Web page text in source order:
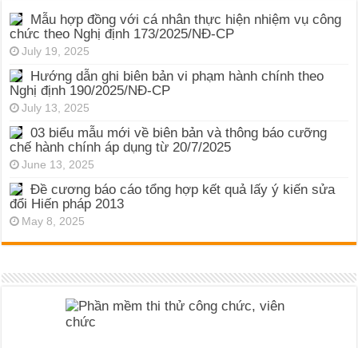
Mẫu hợp đồng với cá nhân thực hiện nhiệm vụ công
chức theo Nghị định 173/2025/NĐ-CP
July 19, 2025
Hướng dẫn ghi biên bản vi phạm hành chính theo
Nghị định 190/2025/NĐ-CP
July 13, 2025
03 biểu mẫu mới về biên bản và thông báo cưỡng
chế hành chính áp dụng từ 20/7/2025
June 13, 2025
Đề cương báo cáo tổng hợp kết quả lấy ý kiến sửa
đổi Hiến pháp 2013
May 8, 2025